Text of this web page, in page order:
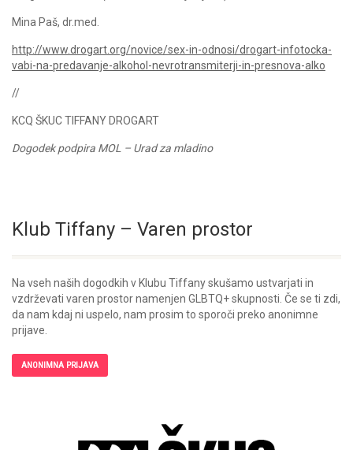
Mina Paš, dr.med.
http://www.drogart.org/novice/sex-in-odnosi/drogart-infotocka-
vabi-na-predavanje-alkohol-nevrotransmiterji-in-presnova-alko
//
KCQ ŠKUC TIFFANY DROGART
Dogodek podpira MOL – Urad za mladino
Klub Tiffany – Varen prostor
Na vseh naših dogodkih v Klubu Tiffany skušamo ustvarjati in
vzdrževati varen prostor namenjen GLBTQ+ skupnosti. Če se ti zdi,
da nam kdaj ni uspelo, nam prosim to sporoči preko anonimne
prijave.
ANONIMNA PRIJAVA